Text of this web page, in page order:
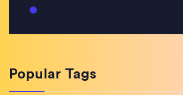
Popular Tags